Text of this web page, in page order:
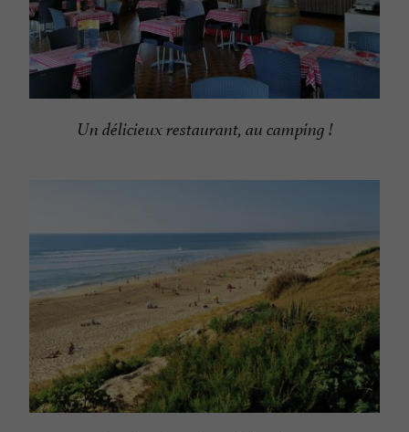
Un délicieux restaurant, au camping !